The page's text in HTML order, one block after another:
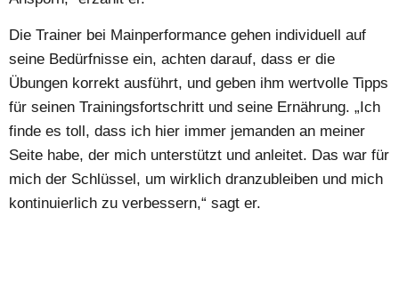
Die Trainer bei Mainperformance gehen individuell auf
seine Bedürfnisse ein, achten darauf, dass er die
Übungen korrekt ausführt, und geben ihm wertvolle Tipps
für seinen Trainingsfortschritt und seine Ernährung. „Ich
finde es toll, dass ich hier immer jemanden an meiner
Seite habe, der mich unterstützt und anleitet. Das war für
mich der Schlüssel, um wirklich dranzubleiben und mich
kontinuierlich zu verbessern,“ sagt er.